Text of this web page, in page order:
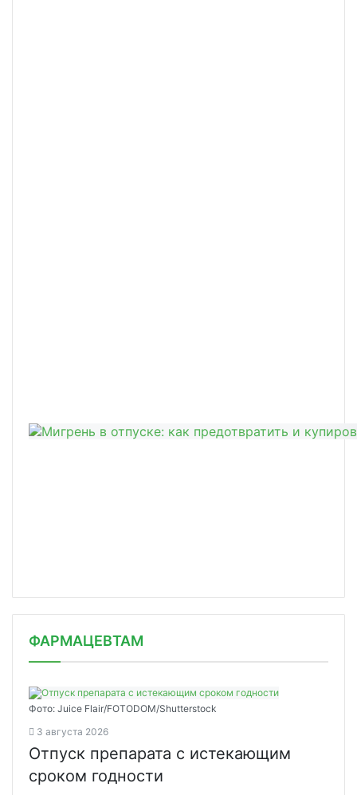
ФАРМАЦЕВТАМ
Фото: Juice Flair/FOTODOM/Shutterstoсk
3 августа 2026
Отпуск препарата с истекающим
сроком годности